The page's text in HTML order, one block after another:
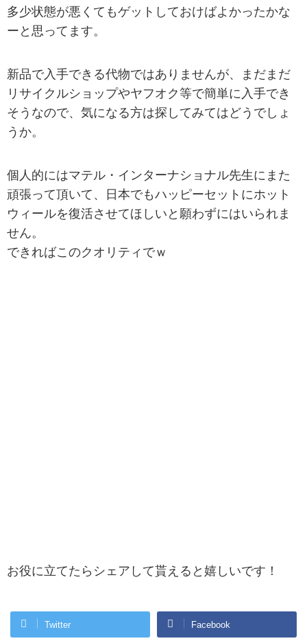
多少状態が悪くてもゲットしておけばよかったかな
ーと思ってます。
新品で入手できる代物ではありませんが、まだまだ
リサイクルショップやヤフオク等で簡単に入手でき
そうなので、気になる方は探してみてはどうでしょ
うか。
個人的にはマテル・インターナショナル先生にまた
頑張って頂いて、日本でもハッピーセットにホット
ウィールを復活させてほしいと願わずにはいられま
せん。
できればこのクオリティでｗ
お役に立てたらシェアして貰えると嬉しいです！
Twitter Facebook